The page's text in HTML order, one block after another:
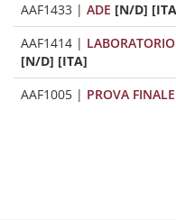
AAF1433 | ADE [N/D]
AAF1414 |
[N/D] [ITA]
AAF1005 | PROVA FINALE